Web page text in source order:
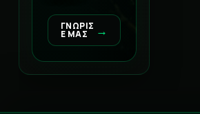
ΓΝΩΡΙΣ
Ε ΜΑΣ →